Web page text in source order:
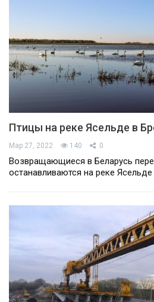
Птицы на реке Ясельде в
Мар 27, 2022 140 0
Возвращающиеся в Беларусь
останавливаются на реке